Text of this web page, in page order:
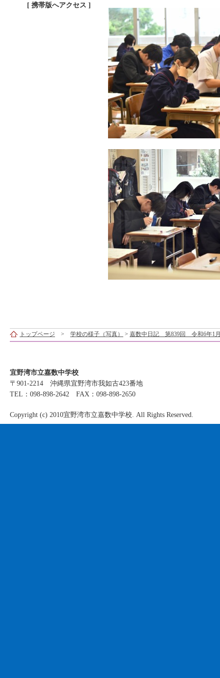
[ 携帯版へアクセス ]
トップページ > 学校の様子（写真） > 嘉数中日記 第839回 令和6年1月
宜野湾市立嘉数中学校
〒901-2214 沖縄県宜野湾市我如古423番地
TEL：098-898-2642 FAX：098-898-2650
Copyright (c) 2010宜野湾市立嘉数中学校. All Rights Reserved.